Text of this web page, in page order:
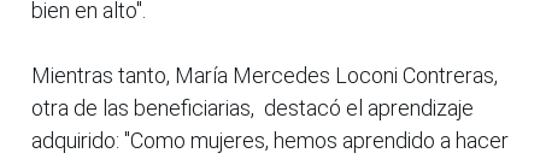
bien en alto".
Mientras tanto, María Mercedes Loconi Contreras,
otra de las beneficiarias, destacó el aprendizaje
adquirido: "Como mujeres, hemos aprendido a hacer